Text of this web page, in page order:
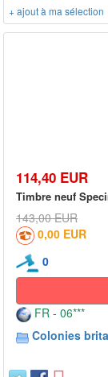
+ ajout à ma sélection
114,40 EUR
Timbre neuf
143,00 EUR
0,00 EUR
0
FR - 06***
Colonies